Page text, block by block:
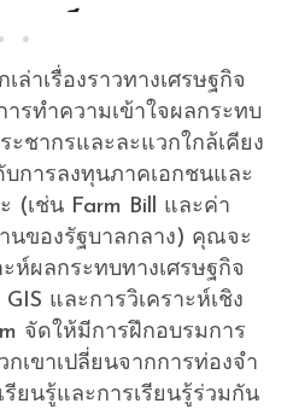
งแข็งแกร่ง
รทำความเข้าใจผลกระทบ
ะชากรและละแวกใกล้เคียง
การลงทุนภาคเอกชนและ
(เช่น Farm Bill และค่า
ของรัฐบาลกลาง) คุณจะ
ห์ผลกระทบทางเศรษฐกิจ
และการวิเคราะห์เชิง
จัดให้มีการฝึกอบรมการ
เขาเปลี่ยนจากการท่องจำ
รียนรู้และการเรียนรู้ร่วมกัน